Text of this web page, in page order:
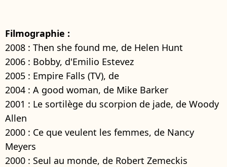
Filmographie :
2008 : Then she found me, de Helen Hunt
2006 : Bobby, d'Emilio Estevez
2005 : Empire Falls (TV), de
2004 : A good woman, de Mike Barker
2001 : Le sortilège du scorpion de jade, de Woody
Allen
2000 : Ce que veulent les femmes, de Nancy
Meyers
2000 : Seul au monde, de Robert Zemeckis